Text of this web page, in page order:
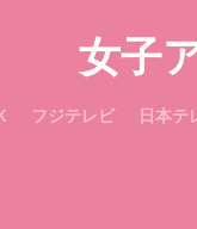
女子
フジテレビ 日本テ